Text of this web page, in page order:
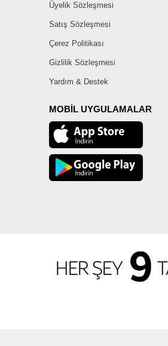
Üyelik Sözleşmesi
Satış Sözleşmesi
Çerez Politikası
Gizlilik Sözleşmesi
Yardım & Destek
MOBİL UYGULAMALAR